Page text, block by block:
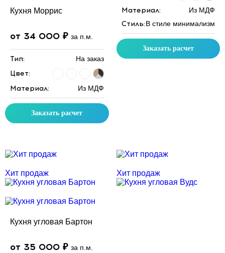
Кухня Моррис
от 34 000 ₽ за п.м.
Тип: На заказ
Цвет:
Материал:
Из МДФ
Заказать расчет
Материал:
Из МДФ
Стиль:В стиле минимализм
Заказать расчет
Хит продаж
Кухня угловая Бартон
от 35 000 ₽ за п.м.
Хит продаж